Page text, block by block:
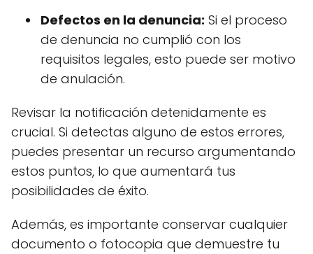
Defectos en la denuncia: Si el proceso
de denuncia no cumplió con los
requisitos legales, esto puede ser motivo
de anulación.
Revisar la notificación detenidamente es
crucial. Si detectas alguno de estos errores,
puedes presentar un recurso argumentando
estos puntos, lo que aumentará tus
posibilidades de éxito.
Además, es importante conservar cualquier
documento o fotocopia que demuestre tu